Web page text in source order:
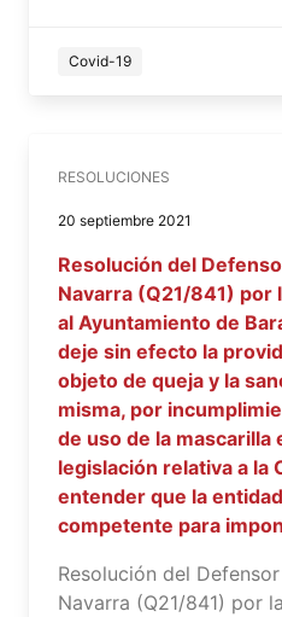
Covid-19
RESOLUCIONES
20 septiembre 2021
Resolución del
Navarra (Q21/841) por
al Ayuntamiento de
deje sin efecto la
objeto de queja y la
misma, por
de uso de la mascarilla
legislación relativa a la
entender que la
competente para
Resolución del
Navarra (Q21/841) por